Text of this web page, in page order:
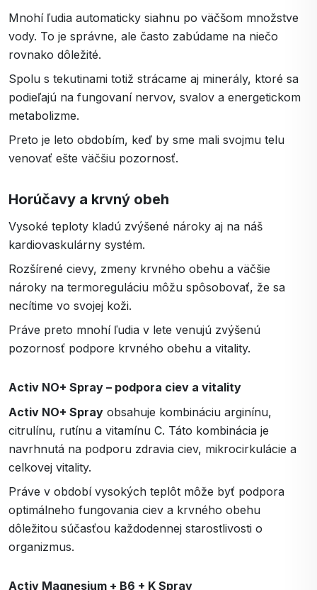
Mnohí ľudia automaticky siahnu po väčšom množstve
vody. To je správne, ale často zabúdame na niečo
rovnako dôležité.
Spolu s tekutinami totiž strácame aj minerály, ktoré sa
podieľajú na fungovaní nervov, svalov a energetickom
metabolizme.
Preto je leto obdobím, keď by sme mali svojmu telu
venovať ešte väčšiu pozornosť.
Horúčavy a krvný obeh
Vysoké teploty kladú zvýšené nároky aj na náš
kardiovaskulárny systém.
Rozšírené cievy, zmeny krvného obehu a väčšie
nároky na termoreguláciu môžu spôsobovať, že sa
necítime vo svojej koži.
Práve preto mnohí ľudia v lete venujú zvýšenú
pozornosť podpore krvného obehu a vitality.
Activ NO+ Spray – podpora ciev a vitality
Activ NO+ Spray obsahuje kombináciu arginínu,
citrulínu, rutínu a vitamínu C. Táto kombinácia je
navrhnutá na podporu zdravia ciev, mikrocirkulácie a
celkovej vitality.
Práve v období vysokých teplôt môže byť podpora
optimálneho fungovania ciev a krvného obehu
dôležitou súčasťou každodennej starostlivosti o
organizmus.
Activ Magnesium + B6 + K Spray